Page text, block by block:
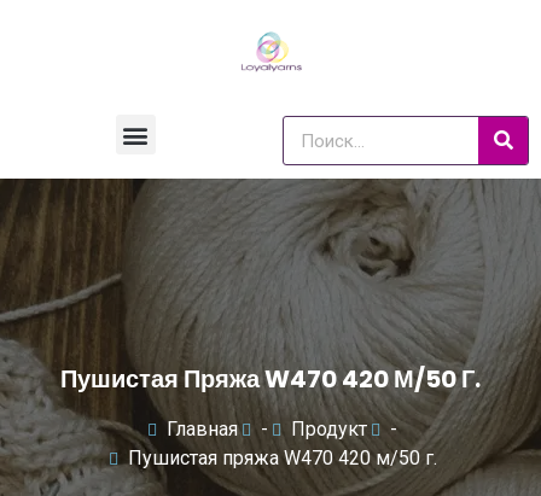
Пушистая Пряжа W470 420 М/50 Г.
Главная - Продукт
-
Пушистая пряжа W470 420 м/50 г.